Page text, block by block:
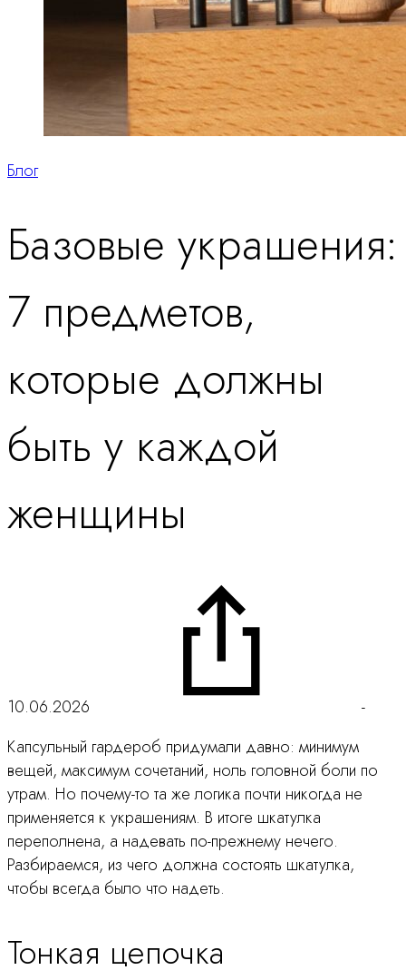
Блог
Базовые украшения:
7 предметов,
которые должны
быть у каждой
женщины
10.06.2026
-
Капсульный гардероб придумали давно: минимум
вещей, максимум сочетаний, ноль головной боли по
утрам. Но почему-то та же логика почти никогда не
применяется к украшениям. В итоге шкатулка
переполнена, а надевать по-прежнему нечего.
Разбираемся, из чего должна состоять шкатулка,
чтобы всегда было что надеть.
Тонкая цепочка